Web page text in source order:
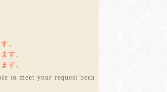
。
す。
す。
to meet your request beca